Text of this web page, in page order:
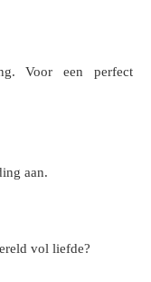
Voor een perfect
aan.
vol liefde?